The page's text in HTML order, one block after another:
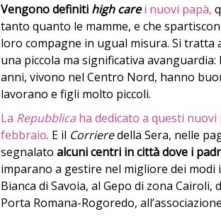
Vengono definiti high care i nuovi papà,
tanto quanto le mamme, e che
loro compagne in ugual misura. Si tratta
una piccola ma significativa
anni, vivono nel Centro Nord, hanno
lavorano e figli molto piccoli.
La Repubblica ha dedicato a questi
febbraio. E il Corrieredella Sera, nelle
segnalato alcuni centri in città dove i
imparano a gestire nel migliore dei
Bianca di Savoia, al Gepo di zona Cairoli,
Porta Romana-Rogoredo,